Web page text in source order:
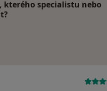
specialistu nebo